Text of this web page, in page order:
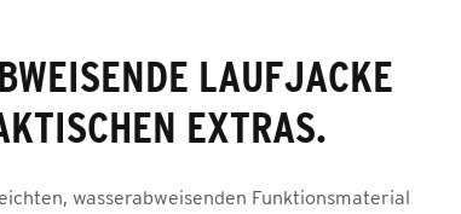
LAUFJACKE
EXTRAS.
wasserabweisenden Funktionsmaterial